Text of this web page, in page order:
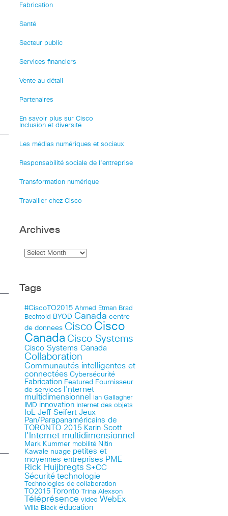
Fabrication
Santé
Secteur public
Services financiers
Vente au détail
Partenaires
En savoir plus sur Cisco
Inclusion et diversité
Les médias numériques et sociaux
Responsabilité sociale de l’entreprise
Transformation numérique
Travailler chez Cisco
Archives
Tags
#CiscoTO2015 Ahmed Etman Brad
Bechtold
BYOD Canada centre
de donnees Cisco Cisco
Canada Cisco Systems
Cisco Systems Canada
Collaboration
Communautés intelligentes et
connectées Cybersécurité
Fabrication Featured Fournisseur
de services
I'nternet
multidimensionnel
Ian Gallagher
IMD innovation Internet des objets
IoE Jeff Seifert Jeux
Pan/Parapanaméricains de
TORONTO 2015 Karin Scott
l'Internet multidimensionnel
Mark Kummer mobilité Nitin
Kawale nuage petites et
moyennes entreprises PME
Rick Huijbregts S+CC
Sécurité technologie
Technologies de collaboration
TO2015
Toronto Trina Alexson
Téléprésence video WebEx
Willa Black éducation